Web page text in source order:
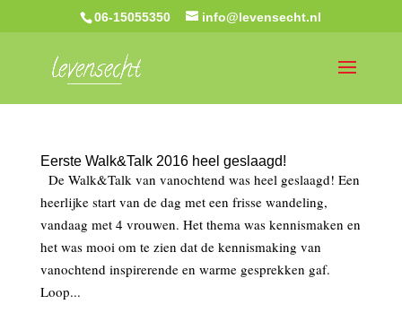
06-15055350 info@levensecht.nl
Eerste Walk&Talk 2016 heel geslaagd!
De Walk&Talk van vanochtend was heel geslaagd! Een
heerlijke start van de dag met een frisse wandeling,
vandaag met 4 vrouwen. Het thema was kennismaken en
het was mooi om te zien dat de kennismaking van
vanochtend inspirerende en warme gesprekken gaf.
Loop...